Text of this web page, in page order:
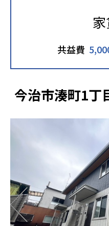
共益費
今治市湊町1丁